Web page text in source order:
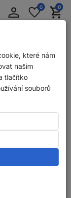
PřihlášeníMerkzettel
aufklappen
0 0
ABS Prední brzdová
které nám
našim
tlačítko
souborů